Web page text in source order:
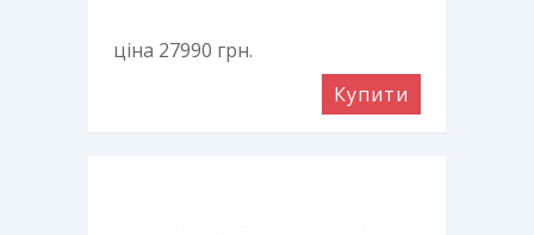
ціна 27990 грн.
Купити